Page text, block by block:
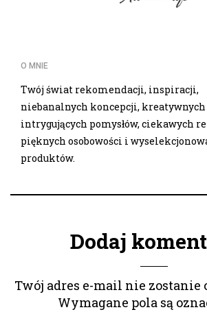
O MNIE
Twój świat rekomendacji, inspiracji,
niebanalnych koncepcji,
intrygujących pomysłów, ciekawych
pięknych osobowości i
produktów.
Dodaj
Twój adres e-mail nie zostanie
Wymagane pola są